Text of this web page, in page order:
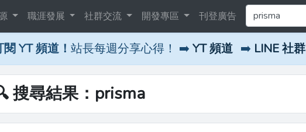
職涯發展 社群交流 開發專區 刊登廣告
閱 YT 頻道！ 站長每週分享心得！ ➡️ YT 頻道 ➡️ LINE 社群
搜尋結果：prisma